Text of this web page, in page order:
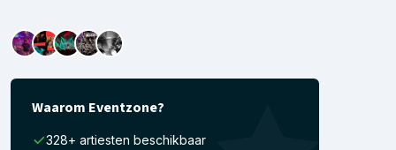
Waarom Eventzone?
328+ artiesten beschikbaar